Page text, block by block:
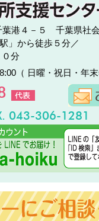
葉港４－５ 千葉県社
」から徒歩５分／
分
（ 日曜・祝日・年
043-306-1281